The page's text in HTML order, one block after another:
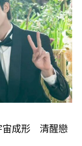
宙成形 清醒戀